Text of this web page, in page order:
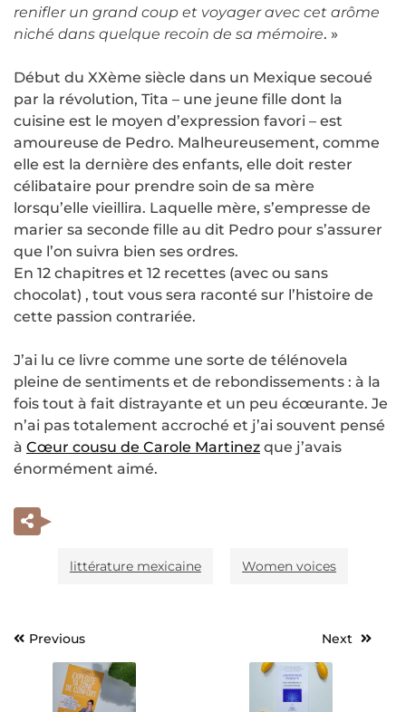
renifler un grand coup et voyager avec cet arôme
niché dans quelque recoin de sa mémoire. »
Début du XXème siècle dans un Mexique secoué
par la révolution, Tita – une jeune fille dont la
cuisine est le moyen d’expression favori – est
amoureuse de Pedro. Malheureusement, comme
elle est la dernière des enfants, elle doit rester
célibataire pour prendre soin de sa mère
lorsqu’elle vieillira. Laquelle mère, s’empresse de
marier sa seconde fille au dit Pedro pour s’assurer
que l’on suivra bien ses ordres.
En 12 chapitres et 12 recettes (avec ou sans
chocolat) , tout vous sera raconté sur l’histoire de
cette passion contrariée.
J’ai lu ce livre comme une sorte de télénovela
pleine de sentiments et de rebondissements : à la
fois tout à fait distrayante et un peu écœurante. Je
n’ai pas totalement accroché et j’ai souvent pensé
à Cœur cousu de Carole Martinez que j’avais
énormément aimé.
littérature mexicaine Women voices
Navigation
l’article
Previous Next